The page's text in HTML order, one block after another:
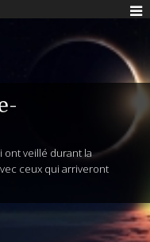
ont veillé durant la
ceux qui arriveront